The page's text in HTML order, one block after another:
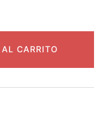
CARRITO